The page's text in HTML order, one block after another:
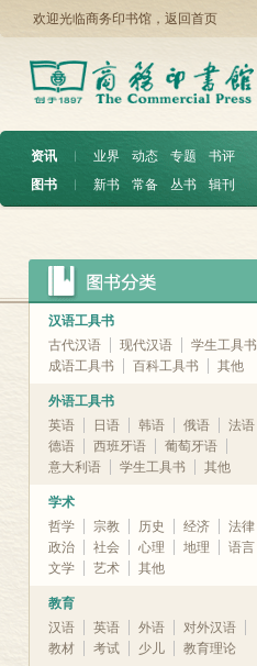
欢迎光临商务印书馆， 返回首页
资讯 ︱ 业界 动态 专题
书评
图书
︱ 新书 常备 丛书 辑刊
汉语工具书
古代汉语
现代汉语
学生工具书
成语工具书
百科工具书 其他
外语工具书
英语
日语 韩语 俄语
法语
德语
西班牙语
葡萄牙语
意大利语
学生工具书 其他
学术
哲学
宗教 历史 经济
法律
政治
社会 心理 地理
语言
文学
艺术 其他
教育
汉语
英语 外语
对外汉语
教材
考试 少儿 教育理论